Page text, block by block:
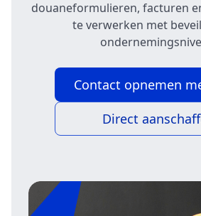
douaneformulieren, facturen
te verwerken met
Contact opnemen
Direct